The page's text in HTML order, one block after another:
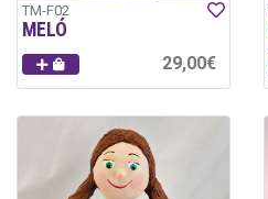
TM-F02
MELÓ
29,00€